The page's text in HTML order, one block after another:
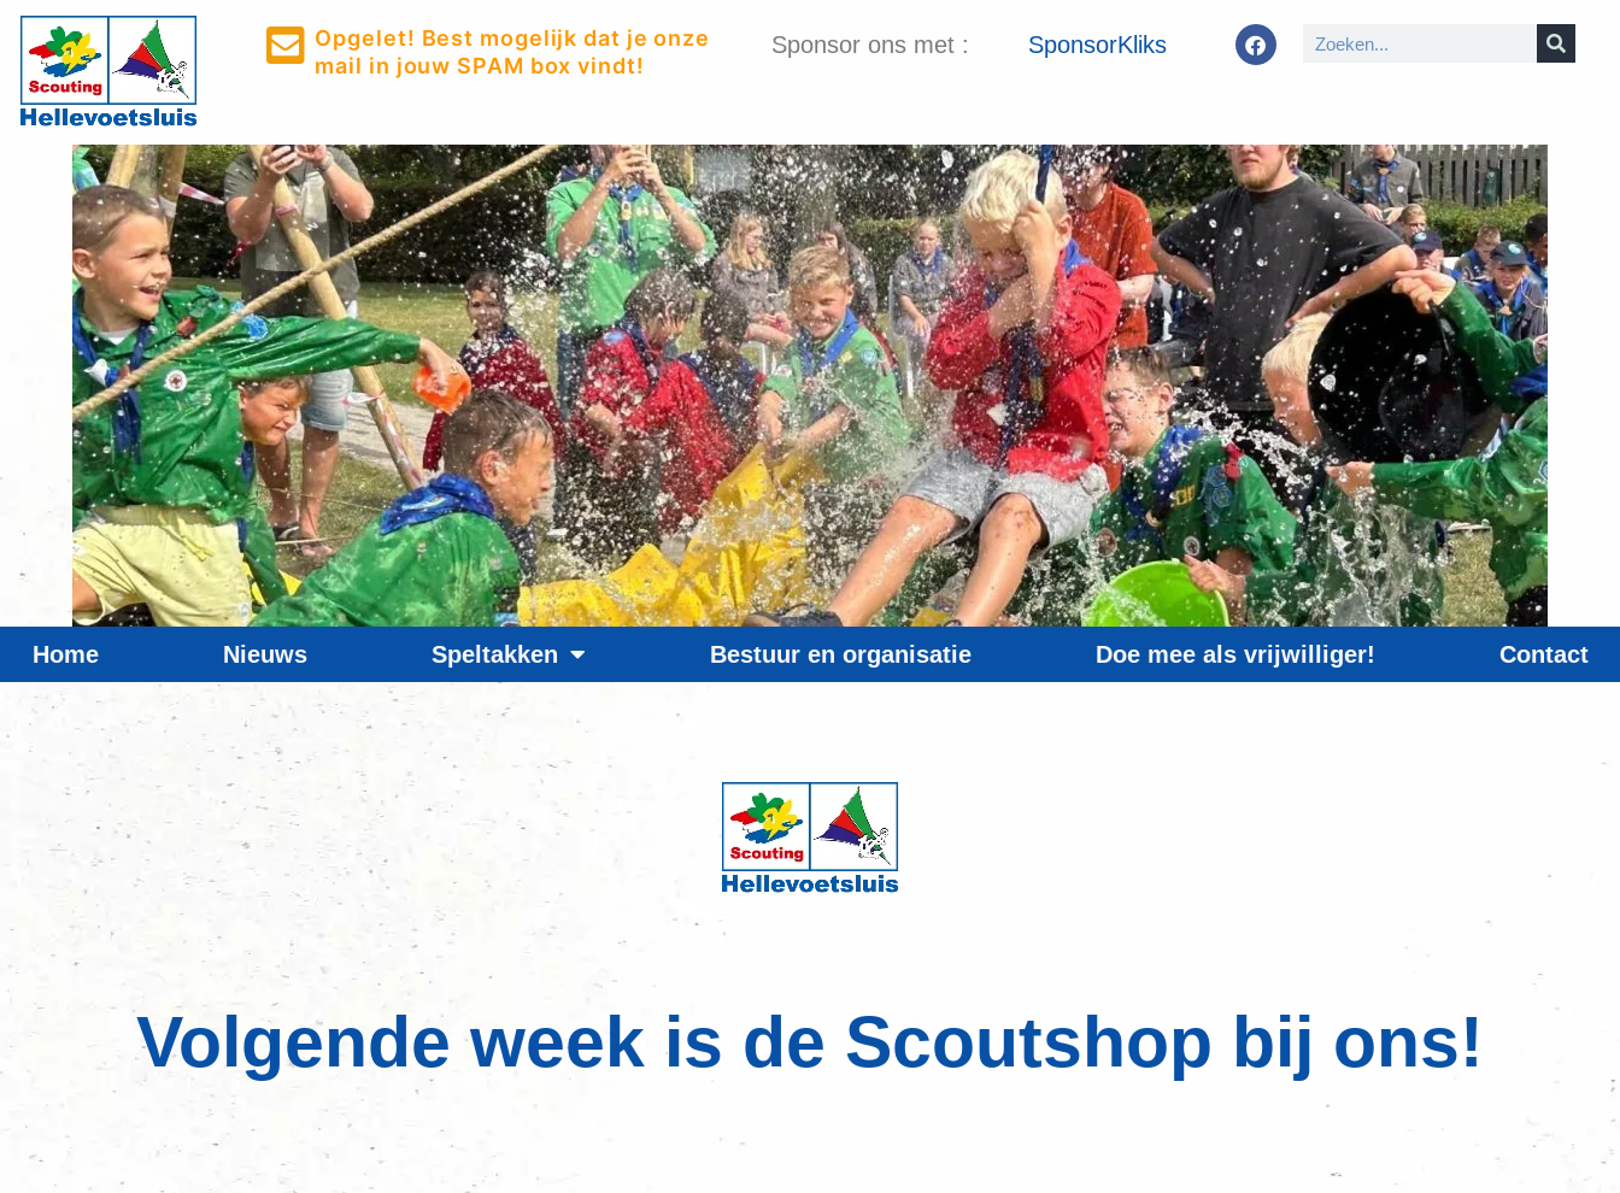
Opgelet! Best mogelijk dat je onze
mail in jouw SPAM box vindt!
Sponsor ons met : SponsorKliks
Home Nieuws Speltakken Bestuur en organisatie Doe mee als vrijwilliger! Contact
Volgende week is de Scoutshop bij ons!